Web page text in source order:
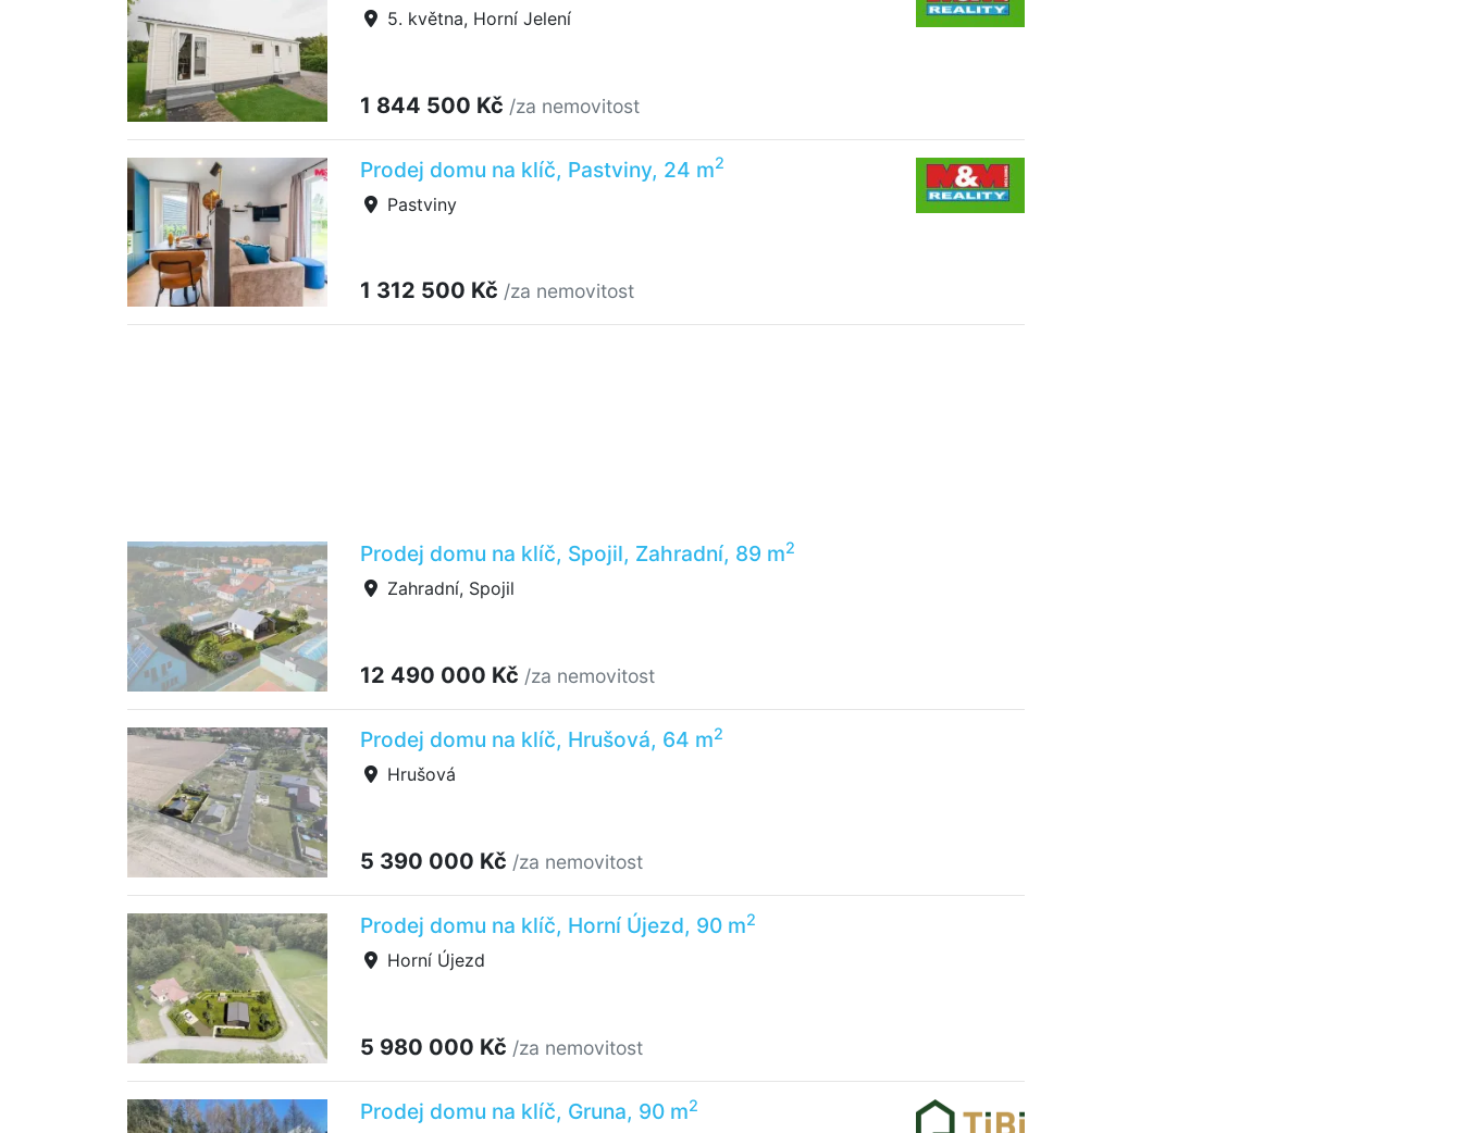
5. května, Horní Jelení
1 844 500 Kč /za nemovitost
Prodej domu na klíč, Pastviny, 24 m2
Pastviny
1 312 500 Kč /za nemovitost
Prodej domu na klíč, Spojil, Zahradní, 89 m2
Zahradní, Spojil
12 490 000 Kč /za nemovitost
Prodej domu na klíč, Hrušová, 64 m2
Hrušová
5 390 000 Kč /za nemovitost
Prodej domu na klíč, Horní Újezd, 90 m2
Horní Újezd
5 980 000 Kč /za nemovitost
Prodej domu na klíč, Gruna, 90 m2